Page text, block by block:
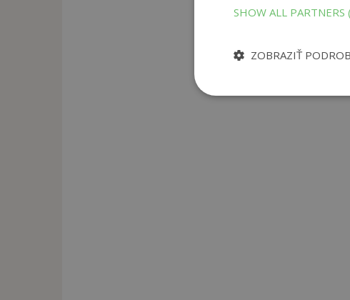
SHOW ALL PARTNERS
ZOBRAZIŤ